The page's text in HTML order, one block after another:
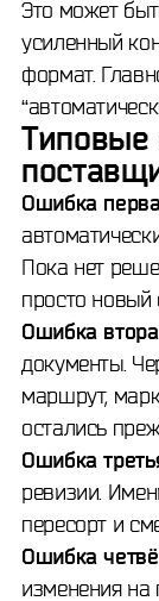
Это может
усиленный
формат.
Типовые
Ошибка
Пока нет
просто новый
Ошибка
документы.
маршрут,
остались
Ошибка
ревизии.
пересорт и
Ошибка
изменения на